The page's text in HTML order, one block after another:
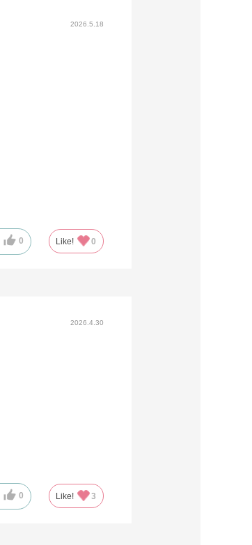
2026.5.18
0 Like! 0
2026.4.30
0 Like! 3